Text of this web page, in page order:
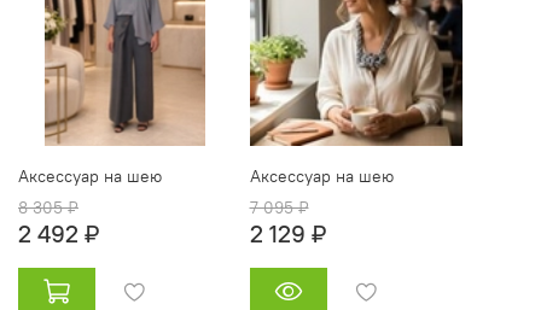
Аксессуар на шею
8 305 ₽
2 492 ₽
Аксессуар на шею
7 095 ₽
2 129 ₽